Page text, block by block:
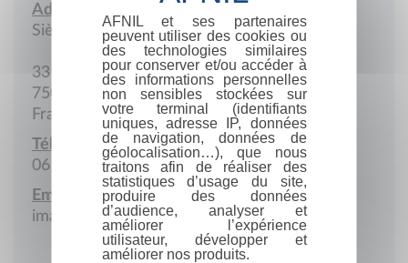
Adresse :
Siège social
33 Rue Letort
75018 Paris
France
Téléphone portable :
06 80 59 32 46
Email :
imageetlien@gmail.com
AFNIL et ses partenaires
peuvent utiliser des cookies ou
des technologies similaires
pour conserver et/ou accéder à
des informations personnelles
non sensibles stockées sur
votre terminal (identifiants
uniques, adresse IP, données
de navigation, données de
géolocalisation…), que nous
traitons afin de réaliser des
statistiques d’usage du site,
produire des données
d’audience, analyser et
améliorer l’expérience
utilisateur, développer et
améliorer nos produits.